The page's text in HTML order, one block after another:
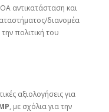
αντικατάσταση και
διανομέα
πολιτική του
αξιολογήσεις για
, με σχόλια για την